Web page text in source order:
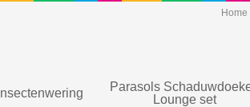
Home
Insectenwering
Parasols
Lounge set